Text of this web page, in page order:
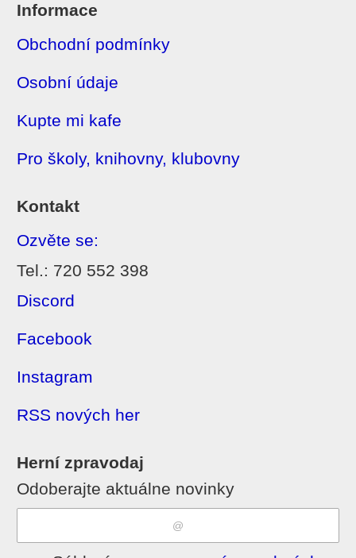
Informace
Obchodní podmínky
Osobní údaje
Kupte mi kafe
Pro školy, knihovny, klubovny
Kontakt
Ozvěte se:
Tel.: 720 552 398
Discord
Facebook
Instagram
RSS nových her
Herní zpravodaj
Odoberajte aktuálne novinky